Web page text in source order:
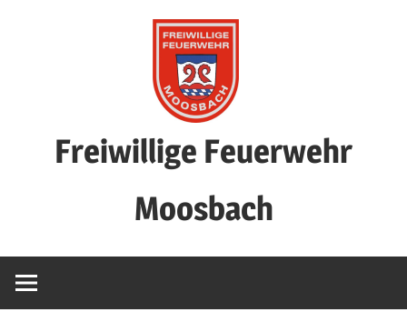
Freiwillige Feuerwehr
Moosbach